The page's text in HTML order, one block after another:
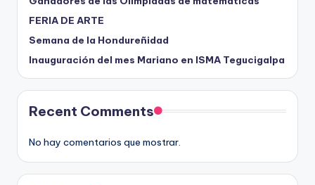
FERIA DE ARTE
Semana de la Hondureñidad
Inauguración del mes Mariano en ISMA Tegucigalpa
Recent Comments
No hay comentarios que mostrar.